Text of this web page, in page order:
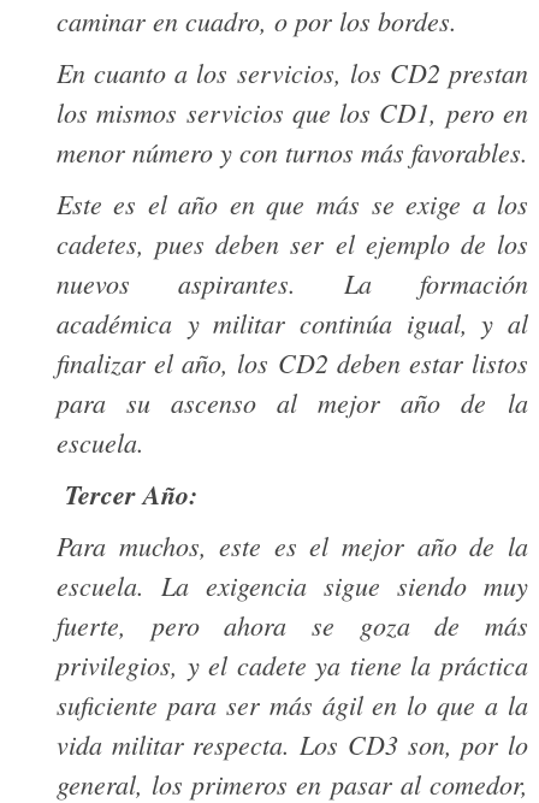
caminar en cuadro, o por los bordes.
En cuanto a los servicios, los CD2 prestan
los mismos servicios que los CD1, pero en
menor número y con turnos más favorables.
Este es el año en que más se exige a los
cadetes, pues deben ser el ejemplo de los
nuevos aspirantes. La formación
académica y militar continúa igual, y al
finalizar el año, los CD2 deben estar listos
para su ascenso al mejor año de la
escuela.
Tercer Año:
Para muchos, este es el mejor año de la
escuela. La exigencia sigue siendo muy
fuerte, pero ahora se goza de más
privilegios, y el cadete ya tiene la práctica
suficiente para ser más ágil en lo que a la
vida militar respecta. Los CD3 son, por lo
general, los primeros en pasar al comedor,